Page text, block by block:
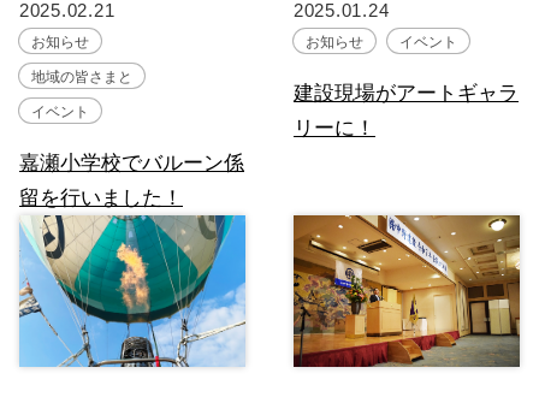
2025.02.21
お知らせ
地域の皆さまと
イベント
嘉瀬小学校でバルーン係
留を行いました！
2025.01.24
お知らせ イベント
建設現場がアートギャラ
リーに！